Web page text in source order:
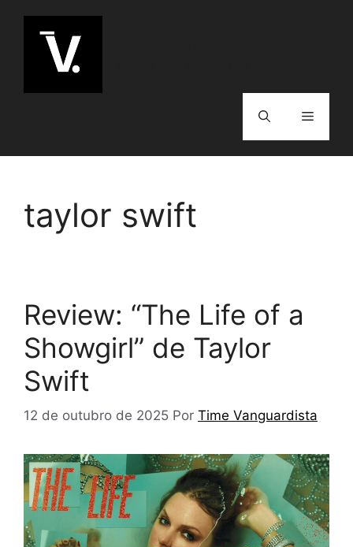
conteúdo
Menu
taylor swift
Review: “The Life of a
Showgirl” de Taylor
Swift
12 de outubro de 2025 Por Time Vanguardista